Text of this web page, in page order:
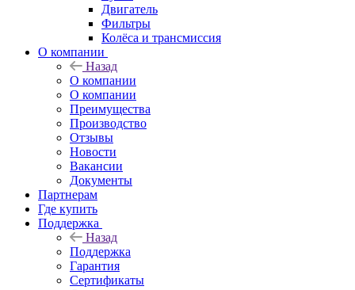
Двигатель
Фильтры
Колёса и трансмиссия
О компании
Назад
О компании
О компании
Преимущества
Производство
Отзывы
Новости
Вакансии
Документы
Партнерам
Где купить
Поддержка
Назад
Поддержка
Гарантия
Сертификаты